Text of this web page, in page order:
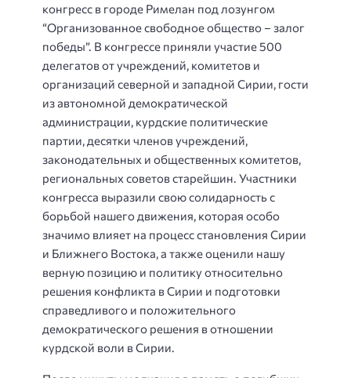
конгресс в городе Римелан под лозунгом
“Организованное свободное общество – залог
победы”. В конгрессе приняли участие 500
делегатов от учреждений, комитетов и
организаций северной и западной Сирии, гости
из автономной демократической
администрации, курдские политические
партии, десятки членов учреждений,
законодательных и общественных комитетов,
региональных советов старейшин. Участники
конгресса выразили свою солидарность с
борьбой нашего движения, которая особо
значимо влияет на процесс становления Сирии
и Ближнего Востока, а также оценили нашу
верную позицию и политику относительно
решения конфликта в Сирии и подготовки
справедливого и положительного
демократического решения в отношении
курдской воли в Сирии.